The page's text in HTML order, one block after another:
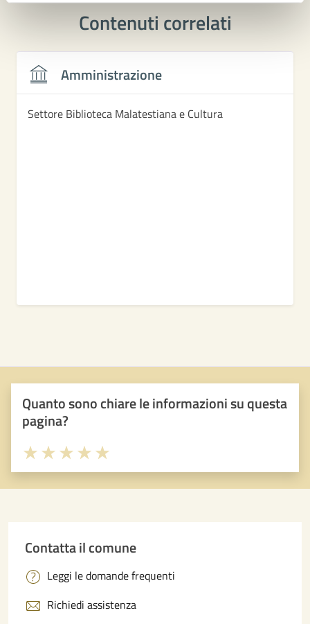
Contenuti correlati
Amministrazione
Settore Biblioteca Malatestiana e Cultura
Quanto sono chiare le informazioni su questa
pagina?
Valuta 5 stelle su 5
Valuta 4 stelle su 5
Valuta 3 stelle su 5
Valuta 2 stelle su 5
Valuta 1 stelle su 5
Contatta il comune
Leggi le domande frequenti
Richiedi assistenza